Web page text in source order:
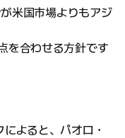
米国市場よりもアジ
を合わせる方針です
よると、パオロ・